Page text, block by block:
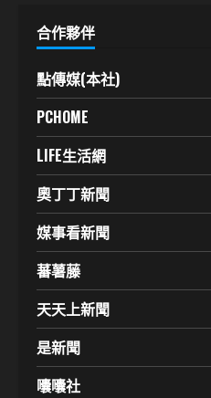
合作夥伴
點傳媒(本社)
PCHOME
LIFE生活網
奧丁丁新聞
媒事看新聞
蕃薯藤
天天上新聞
是新聞
囔囔社